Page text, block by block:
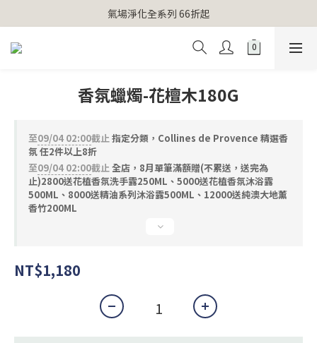
【官網獨家】首次消費 不限金額 即送 香遇熊超人行李吊牌
氣場淨化全系列 66折起
【官網獨家】首次消費 不限金額 即送 香遇熊超人行李吊牌
香氛蠟燭-花檀木180G
至09/04 02:00截止指定分類，Collines de Provence 精選香
氛 任2件以上8折
至09/04 02:00截止全店，8月單筆滿額贈(不累送，送完為
止)2800送花植香氛洗手露250ML、5000送花植香氛沐浴露
500ML、8000送精油系列沐浴露500ML、12000送純澳大地薰
香竹200ML
NT$1,180